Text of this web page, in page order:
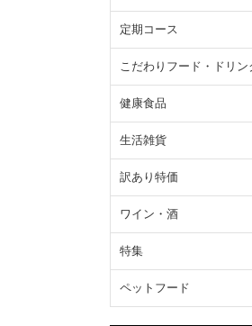
定期コース
こだわりフード・ドリン
健康食品
生活雑貨
訳あり特価
ワイン・酒
特集
ペットフード